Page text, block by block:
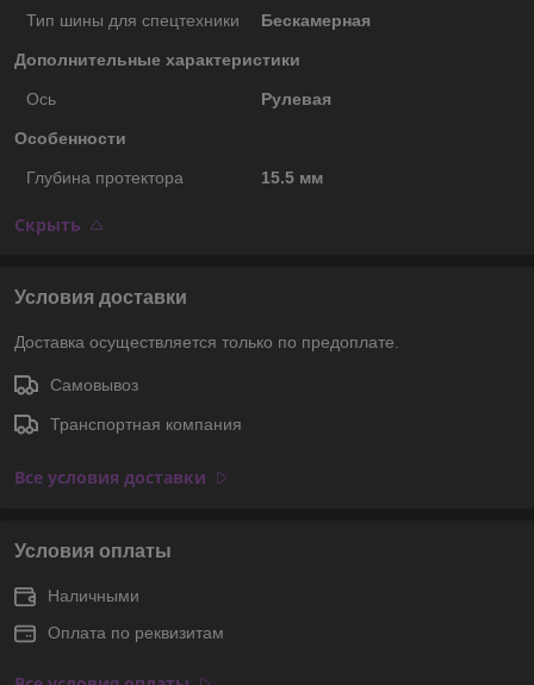
Тип шины для спецтехники Бескамерная
Дополнительные характеристики
Ось Рулевая
Особенности
Глубина протектора 15.5 мм
Скрыть
Условия доставки
Доставка осуществляется только по предоплате.
Самовывоз
Транспортная компания
Все условия доставки
Условия оплаты
Наличными
Оплата по реквизитам